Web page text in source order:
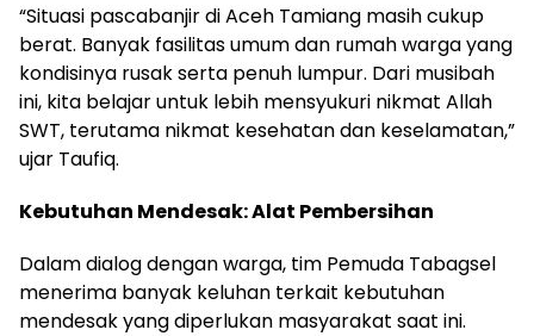
“Situasi pascabanjir di Aceh Tamiang masih cukup
berat. Banyak fasilitas umum dan rumah warga yang
kondisinya rusak serta penuh lumpur. Dari musibah
ini, kita belajar untuk lebih mensyukuri nikmat Allah
SWT, terutama nikmat kesehatan dan keselamatan,”
ujar Taufiq.
Kebutuhan Mendesak: Alat Pembersihan
Dalam dialog dengan warga, tim Pemuda Tabagsel
menerima banyak keluhan terkait kebutuhan
mendesak yang diperlukan masyarakat saat ini.